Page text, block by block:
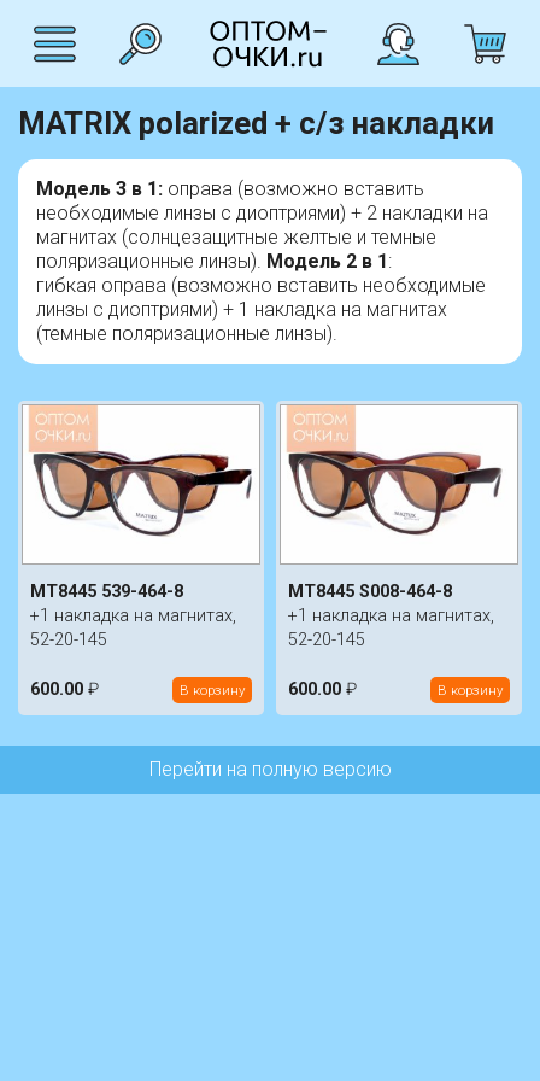
MATRIX polarized + с/з накладки
Модель 3 в 1: оправа (возможно вставить
необходимые линзы с диоптриями) + 2 накладки на
магнитах (солнцезащитные желтые и темные
поляризационные линзы). Модель 2 в 1:
гибкая оправа (возможно вставить необходимые
линзы с диоптриями) + 1 накладка на магнитах
(темные поляризационные линзы).
MT8445 539-464-8
+1 накладка на магнитах,
52-20-145
600.00 ₽ В корзину
MT8445 S008-464-8
+1 накладка на магнитах,
52-20-145
600.00 ₽ В корзину
Перейти на полную версию